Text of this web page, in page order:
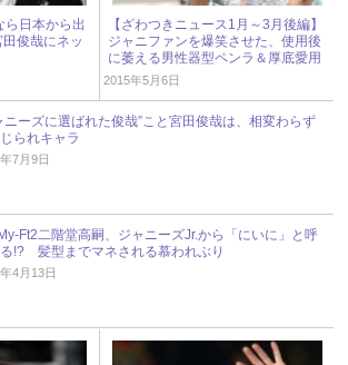
ら日本から出
俊哉にネッ
【ざわつきニュース1月～3月後編】
ジャニファンを爆笑させた、使用後
に萎える男性器型ペンラ＆厚底愛用
のキスマイ北山
2015年5月6日
ニーズに選ばれた俊哉”こと宮田俊哉は、相変わらず
られキャラ
7月9日
Ft2二階堂高嗣、ジャニーズJr.から「にいに」と呼
!? 髪型までマネされる慕われぶり
4月13日